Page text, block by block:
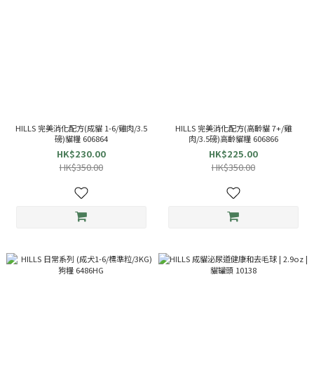
HILLS 完美消化配方(成貓 1-6/雞肉/3.5
磅)貓糧 606864
HK$230.00
HK$350.00
HILLS 完美消化配方(高齡貓 7+/雞
肉/3.5磅)高齡貓糧 606866
HK$225.00
HK$350.00